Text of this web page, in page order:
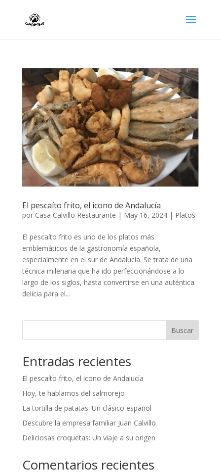
El pescaíto frito, el icono de Andalucía
por Casa Calvillo Restaurante | May 16, 2024| Platos
El pescaíto frito es uno de los platos más
emblemáticos de la gastronomía española,
especialmente en el sur de Andalucía. Se trata de una
técnica milenaria que ha ido perfeccionándose a lo
largo de los siglos, hasta convertirse en una auténtica
delicia para el...
Buscar
Entradas recientes
El pescaíto frito, el icono de Andalucía
Hoy, te hablamos del salmorejo
La tortilla de patatas: Un clásico español
Descubre la empresa familiar Juan Calvillo
Deliciosas croquetas: Un viaje a su origen
Comentarios recientes